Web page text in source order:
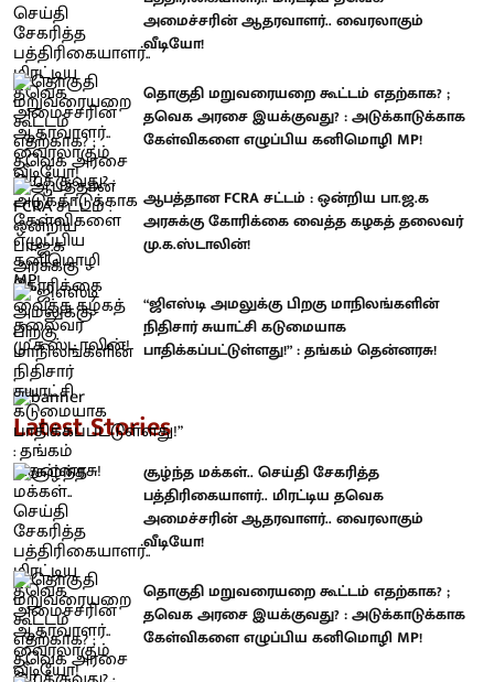
அமைச்சரின் ஆதரவாளர்.. வைரலாகும்
வீடியோ!
தொகுதி மறுவரையறை கூட்டம் எதற்காக? ;
தவெக அரசை இயக்குவது? : அடுக்காடுக்காக
கேள்விகளை எழுப்பிய கனிமொழி MP!
ஆபத்தான FCRA சட்டம் : ஒன்றிய பா.ஜ.க
அரசுக்கு கோரிக்கை வைத்த கழகத் தலைவர்
மு.க.ஸ்டாலின்!
“ஜிஎஸ்டி அமலுக்கு பிறகு மாநிலங்களின்
நிதிசார் சுயாட்சி கடுமையாக
பாதிக்கப்பட்டுள்ளது!” : தங்கம் தென்னரசு!
Latest Stories
சூழ்ந்த மக்கள்.. செய்தி சேகரித்த
பத்திரிகையாளர்.. மிரட்டிய தவெக
அமைச்சரின் ஆதரவாளர்.. வைரலாகும்
வீடியோ!
தொகுதி மறுவரையறை கூட்டம் எதற்காக? ;
தவெக அரசை இயக்குவது? : அடுக்காடுக்காக
கேள்விகளை எழுப்பிய கனிமொழி MP!